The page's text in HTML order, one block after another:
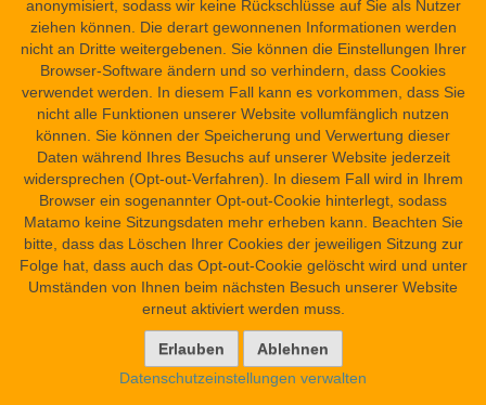
Fragment rt. 12
[rt. 12,x+1] [… … …] in ihnen (?).
Nicht ich bin es, der dich töten wird.
Horus ist es, der dich töten wird, durch stechen / stoßen (?)1[in
(?)] dein Herz.
Re und seine Neunheit sind Zeuge.
1 ypgdd: Nach Massart, Leiden Magical Papyrus, 86 Anm. 2
eine (sonst unbekannte) Ortsbezeichnung oder ein Verb im
Sinne von „in doing something (e.g. in thrusting his sword)
[m‚in‘] thy heart.“ Letzterer Vorschlag ist plausibler, weil Z.
x+2 mitypgdd endet, zu Beginn von Z. x+3 gleich mit
anschließt, und weilḥꜣ.tj=ksonst nicht sinnvoll
damit verknüpft werden kann. Dennoch bleibt die Deutung /
Ergänzung geraten.
anonymisiert, sodass wir keine Rückschlüsse auf Sie als Nutzer
ziehen können. Die derart gewonnenen Informationen werden
nicht an Dritte weitergebenen. Sie können die Einstellungen Ihrer
Browser-Software ändern und so verhindern, dass Cookies
verwendet werden. In diesem Fall kann es vorkommen, dass Sie
nicht alle Funktionen unserer Website vollumfänglich nutzen
können. Sie können der Speicherung und Verwertung dieser
Daten während Ihres Besuchs auf unserer Website jederzeit
widersprechen (Opt-out-Verfahren). In diesem Fall wird in Ihrem
Browser ein sogenannter Opt-out-Cookie hinterlegt, sodass
Matamo keine Sitzungsdaten mehr erheben kann. Beachten Sie
bitte, dass das Löschen Ihrer Cookies der jeweiligen Sitzung zur
Folge hat, dass auch das Opt-out-Cookie gelöscht wird und unter
Umständen von Ihnen beim nächsten Besuch unserer Website
erneut aktiviert werden muss.
Datenschutzeinstellungen verwalten